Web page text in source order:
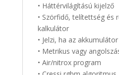
• Háttérvilágítású kijelző
• Szörfidő, telítettség és
kalkulátor
• Jelzi, ha az
• Metrikus vagy
• Air/nitrox program